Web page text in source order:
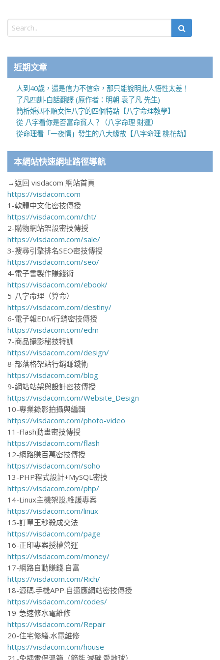
近期文章
人到40歲，還是信力不信命，那只能說明此人悟性太差！
了凡四訓-白話翻譯 (原作者：明朝 袁了凡 先生)
簡析婚姻不順女性八字的四個特點【八字命理教學】
從 八字看你是否富命貧人？（八字命理 財運）
從命理看「一夜情」發生的八大緣故【八字命理 桃花劫】
本網站快速網址路徑導航
→返回 visdacom 網站首頁
https://visdacom.com
1-軟體中文化密技傳授
https://visdacom.com/cht/
2-購物網站架設密技傳授
https://visdacom.com/sale/
3-搜尋引擎排名SEO密技傳授
https://visdacom.com/seo/
4-電子書製作賺錢術
https://visdacom.com/ebook/
5-八字命理（算命）
https://visdacom.com/destiny/
6-電子報EDM行銷密技傳授
https://visdacom.com/edm
7-商品攝影秘技特訓
https://visdacom.com/design/
8-部落格架站行銷賺錢術
https://visdacom.com/blog
9-網站站架與設計密技傳授
https://visdacom.com/Website_Design
10-專業錄影拍攝與編輯
https://visdacom.com/photo-video
11-Flash動畫密技傳授
https://visdacom.com/flash
12-網路賺百萬密技傳授
https://visdacom.com/soho
13-PHP程式設計+MySQL密技
https://visdacom.com/php/
14-Linux主機架設.維護專案
https://visdacom.com/linux
15-訂單王秒殺成交法
https://visdacom.com/page
16-正印專案授權營運
https://visdacom.com/money/
17-網路自動賺錢.自富
https://visdacom.com/Rich/
18-源碼.手機APP.自適應網站密技傳授
https://visdacom.com/codes/
19-急速修水電維修
https://visdacom.com/Repair
20-住宅修繕.水電維修
https://visdacom.com/house
21-免插電保溫箱（節能.減碳.愛地球）